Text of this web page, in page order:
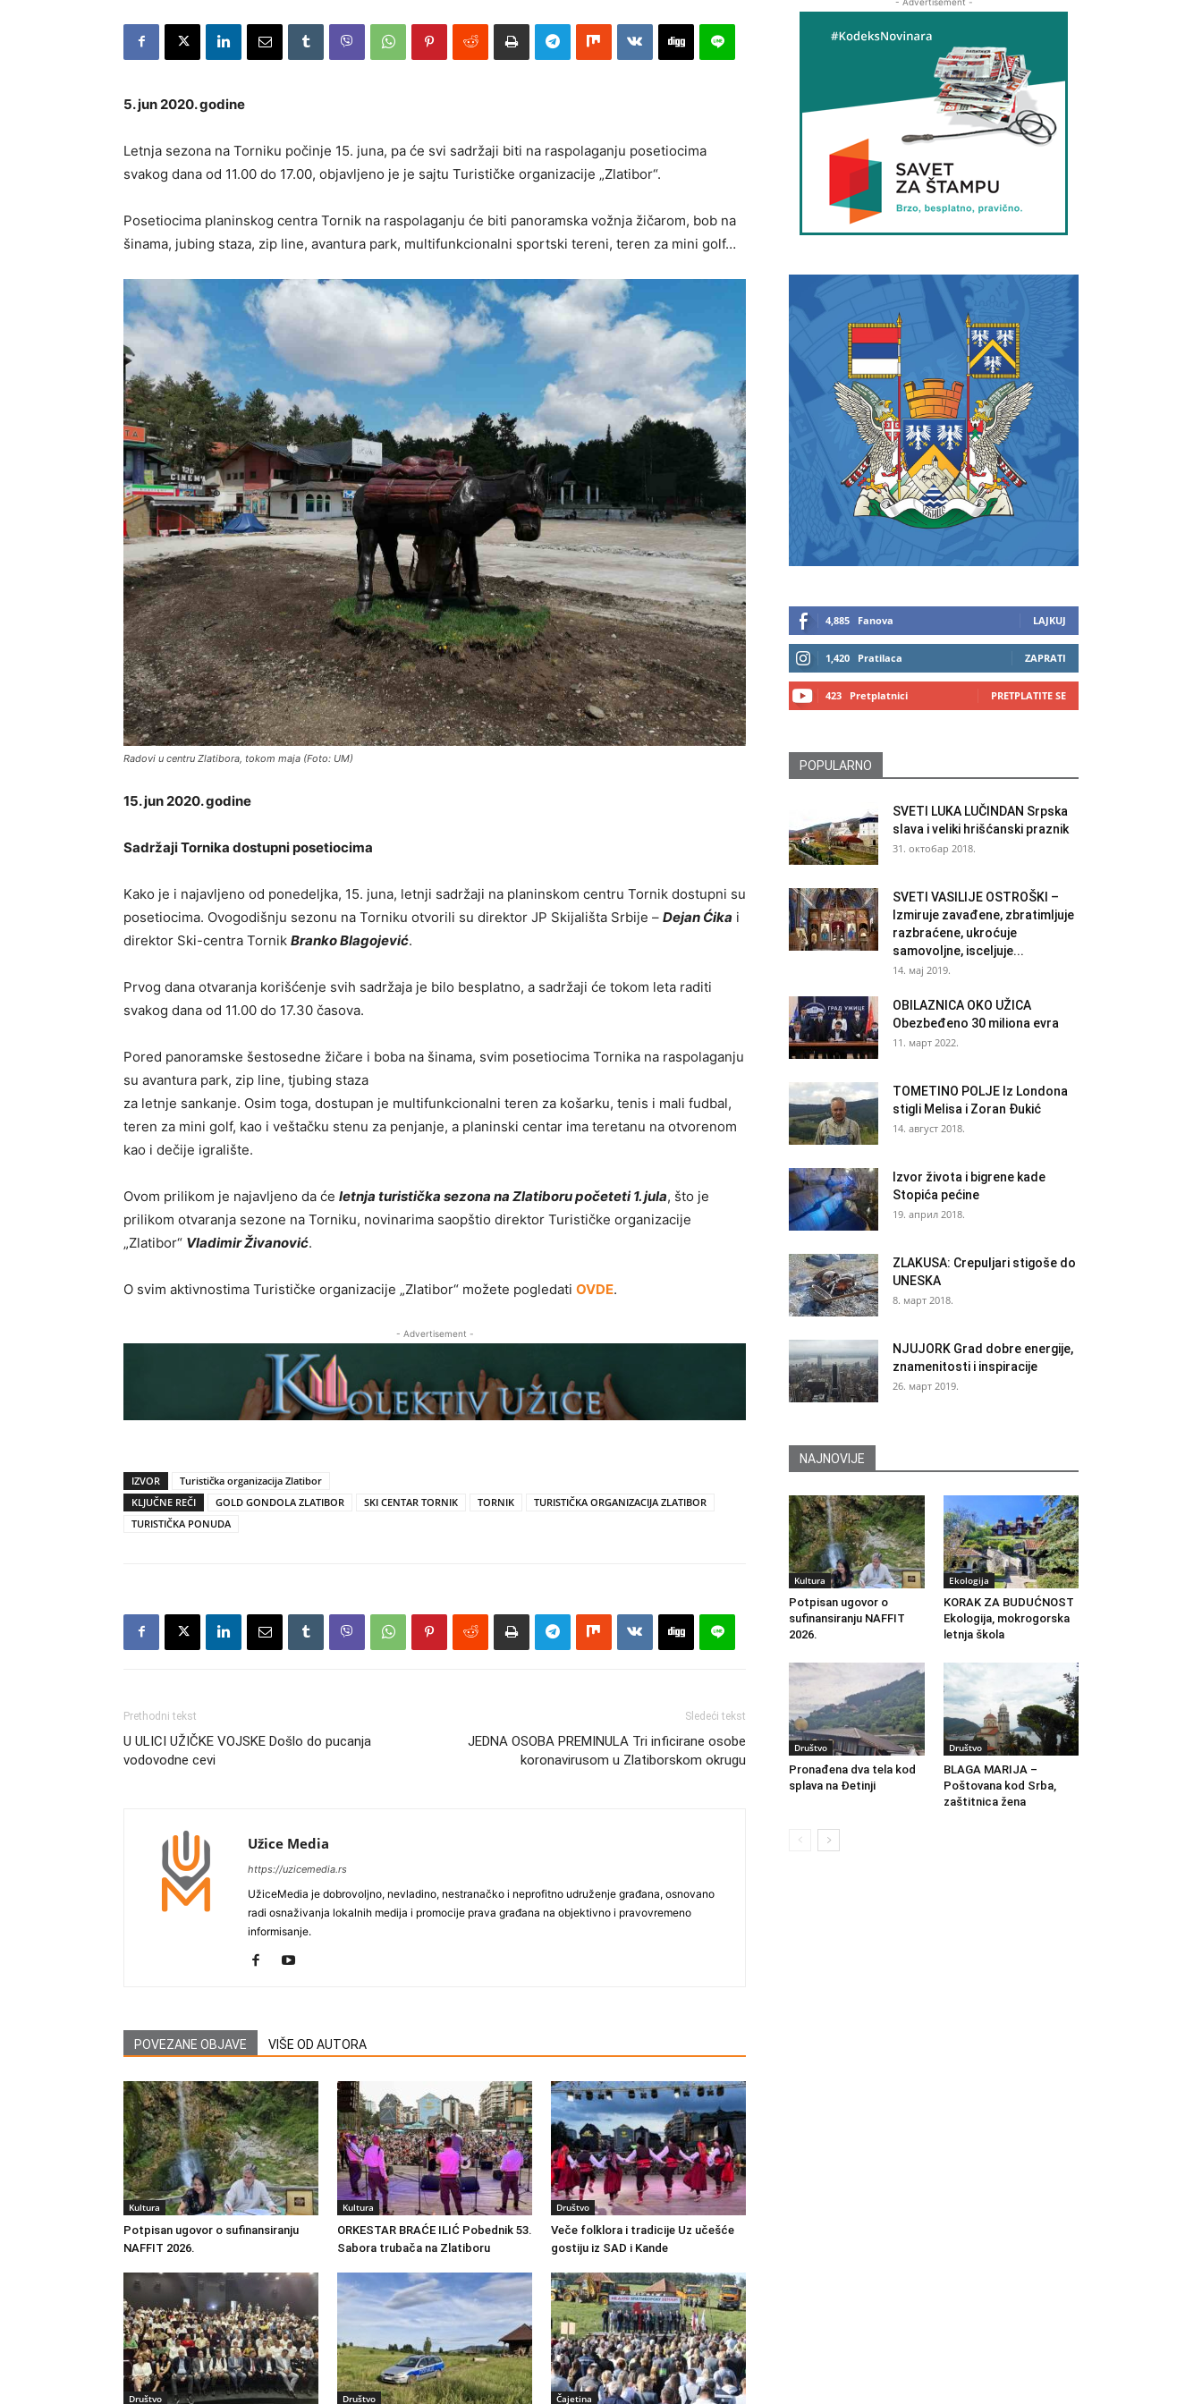
5. jun 2020. godine
Letnja sezona na Torniku počinje 15. juna, pa će svi sadržaji biti na raspolaganju posetiocima
svakog dana od 11.00 do 17.00, objavljeno je je sajtu Turističke organizacije „Zlatibor“.
Posetiocima planinskog centra Tornik na raspolaganju će biti panoramska vožnja žičarom, bob na
šinama, jubing staza, zip line, avantura park, multifunkcionalni sportski tereni, teren za mini golf…
Radovi u centru Zlatibora, tokom maja (Foto: UM)
15. jun 2020. godine
Sadržaji Tornika dostupni posetiocima
Kako je i najavljeno od ponedeljka, 15. juna, letnji sadržaji na planinskom centru Tornik dostupni su
posetiocima. Ovogodišnju sezonu na Torniku otvorili su direktor JP Skijališta Srbije – Dejan Ćika i
direktor Ski-centra Tornik Branko Blagojević.
Prvog dana otvaranja korišćenje svih sadržaja je bilo besplatno, a sadržaji će tokom leta raditi
svakog dana od 11.00 do 17.30 časova.
Pored panoramske šestosedne žičare i boba na šinama, svim posetiocima Tornika na raspolaganju
su avantura park, zip line, tjubing staza
za letnje sankanje. Osim toga, dostupan je multifunkcionalni teren za košarku, tenis i mali fudbal,
teren za mini golf, kao i veštačku stenu za penjanje, a planinski centar ima teretanu na otvorenom
kao i dečije igralište.
Ovom prilikom je najavljeno da će letnja turistička sezona na Zlatiboru početeti 1. jula, što je
prilikom otvaranja sezone na Torniku, novinarima saopštio direktor Turističke organizacije
„Zlatibor“ Vladimir Živanović.
O svim aktivnostima Turističke organizacije „Zlatibor“ možete pogledati OVDE.
- Advertisement -
IZVOR
Turistička organizacija Zlatibor
KLJUČNE REČI
GOLD GONDOLA ZLATIBOR SKI CENTAR TORNIK TORNIK
TURISTIČKA ORGANIZACIJA ZLATIBOR
TURISTIČKA PONUDA
Prethodni tekst
U ULICI UŽIČKE VOJSKE Došlo do pucanja
vodovodne cevi
Sledeći tekst
JEDNA OSOBA PREMINULA Tri inficirane osobe
koronavirusom u Zlatiborskom okrugu
Užice Media
https://uzicemedia.rs
UžiceMedia je dobrovoljno, nevladino, nestranačko i neprofitno udruženje građana, osnovano
radi osnaživanja lokalnih medija i promocije prava građana na objektivno i pravovremeno
informisanje.
POVEZANE OBJAVE VIŠE OD AUTORA
Kultura
Potpisan ugovor o sufinansiranju
NAFFIT 2026.
Kultura
ORKESTAR BRAĆE ILIĆ Pobednik 53.
Sabora trubača na Zlatiboru
Društvo
Veče folklora i tradicije Uz učešće
gostiju iz SAD i Kande
Društvo Društvo Čajetina
4,885 Fanova LAJKUJ
1,420 Pratilaca ZAPRATI
423 Pretplatnici PRETPLATITE SE
POPULARNO
SVETI LUKA LUČINDAN Srpska
slava i veliki hrišćanski praznik
31. октобар 2018.
SVETI VASILIJE OSTROŠKI –
Izmiruje zavađene, zbratimljuje
razbraćene, ukroćuje
samovoljne, isceljuje...
14. мај 2019.
OBILAZNICA OKO UŽICA
Obezbeđeno 30 miliona evra
11. март 2022.
TOMETINO POLJE Iz Londona
stigli Melisa i Zoran Đukić
14. август 2018.
Izvor života i bigrene kade
Stopića pećine
19. април 2018.
ZLAKUSA: Crepuljari stigoše do
UNESKA
8. март 2018.
NJUJORK Grad dobre energije,
znamenitosti i inspiracije
26. март 2019.
NAJNOVIJE
Kultura
Potpisan ugovor o
sufinansiranju NAFFIT
2026.
Ekologija
KORAK ZA BUDUĆNOST
Ekologija, mokrogorska
letnja škola
Društvo
Pronađena dva tela kod
splava na Đetinji
Društvo
BLAGA MARIJA –
Poštovana kod Srba,
zaštitnica žena